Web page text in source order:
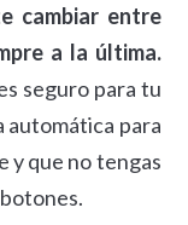
cambiar entre
a la última.
seguro para tu
automática para
y que no tengas